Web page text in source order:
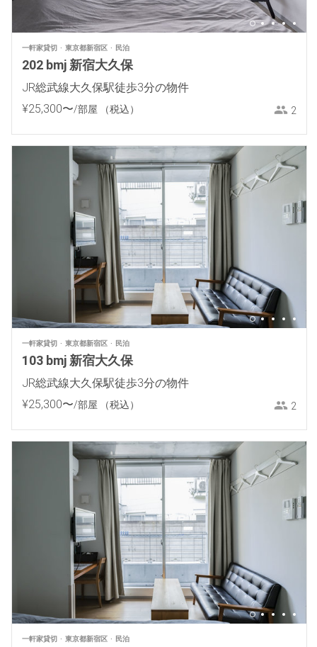
一軒家貸切 東京都新宿区 民泊
202 bmj 新宿大久保
JR総武線大久保駅徒歩3分の物件
¥25,300〜/部屋 （税込） 2
一軒家貸切 東京都新宿区 民泊
103 bmj 新宿大久保
JR総武線大久保駅徒歩3分の物件
¥25,300〜/部屋 （税込） 2
一軒家貸切 東京都新宿区 民泊